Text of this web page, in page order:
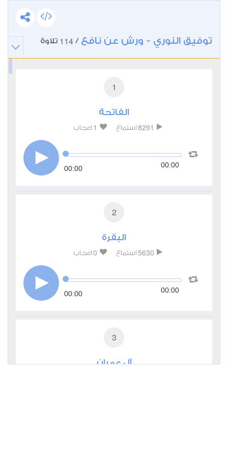
توفيق النوري - ورش عن نافع /
114 تلاوة
1
الفاتحة
8291 استماع 1 اعجاب
00:00 00:00
2
البقرة
5630 استماع 0 اعجاب
00:00 00:00
3
آل عمران